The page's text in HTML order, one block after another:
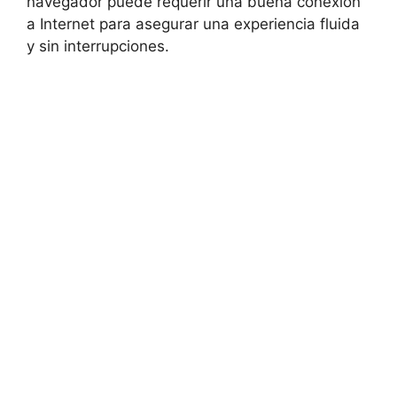
a Internet para asegurar una experiencia fluida
y sin interrupciones.